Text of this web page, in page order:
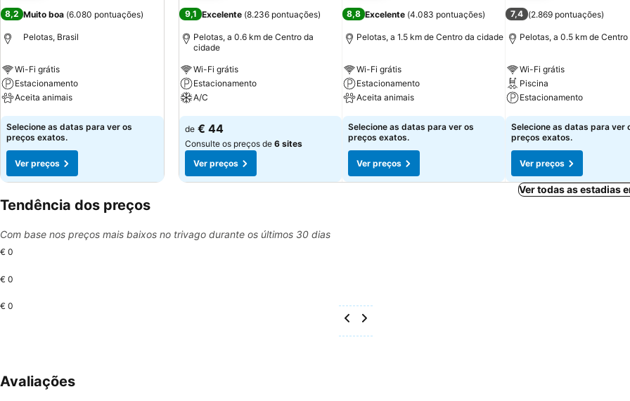
8,2 Muito boa (6.080 pontuações)
Pelotas, Brasil
Wi-Fi grátis
Estacionamento
Aceita animais
Ver preços
Selecione as datas para ver os
preços exatos.
Ver preços
9,1 Excelente (8.236 pontuações)
Pelotas, a 0.6 km de Centro da
cidade
Wi-Fi grátis
Estacionamento
A/C
Ver preços
de € 44
Consulte os preços de 6 sites
Ver preços
8,8 Excelente (4.083 pontuações)
Pelotas, a 1.5 km de Centro da cidade
Wi-Fi grátis
Estacionamento
Aceita animais
Ver preços
Selecione as datas para ver os
preços exatos.
Ver preços
7,4 (2.869 pontuações)
Pelotas, a 0.5 km de
Wi-Fi grátis
Piscina
Estacionamento
Ver preços
Selecione as datas para ver
preços exatos.
Ver preços
Ver todas as estadias
Tendência dos preços
Com base nos preços mais baixos no trivago durante os últimos 30 dias
€ 0
€ 0
€ 0
Avaliações